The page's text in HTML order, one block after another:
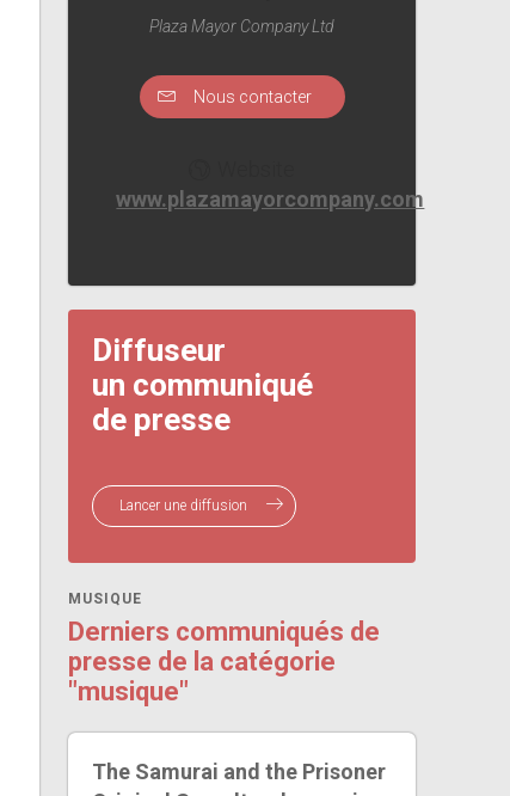
Plaza Mayor Company Ltd
Nous contacter
www.plazamayorcompany.com
Diffuseur
un communiqué
de presse
Lancer une diffusion
MUSIQUE
Derniers communiqués de
presse de la catégorie
"musique"
The Samurai and the Prisoner